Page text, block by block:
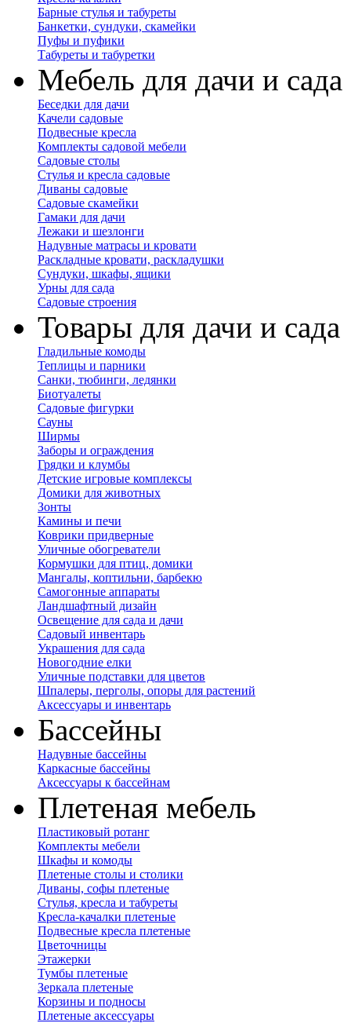
Барные стулья и табуреты
Банкетки, сундуки, скамейки
Пуфы и пуфики
Табуреты и табуретки
Мебель для дачи и сада
Беседки для дачи
Качели садовые
Подвесные кресла
Комплекты садовой мебели
Садовые столы
Стулья и кресла садовые
Диваны садовые
Садовые скамейки
Гамаки для дачи
Лежаки и шезлонги
Надувные матрасы и кровати
Раскладные кровати, раскладушки
Сундуки, шкафы, ящики
Урны для сада
Садовые строения
Товары для дачи и сада
Гладильные комоды
Теплицы и парники
Санки, тюбинги, ледянки
Биотуалеты
Садовые фигурки
Сауны
Ширмы
Заборы и ограждения
Грядки и клумбы
Детские игровые комплексы
Домики для животных
Зонты
Камины и печи
Коврики придверные
Уличные обогреватели
Кормушки для птиц, домики
Мангалы, коптильни, барбекю
Самогонные аппараты
Ландшафтный дизайн
Освещение для сада и дачи
Садовый инвентарь
Украшения для сада
Новогодние елки
Уличные подставки для цветов
Шпалеры, перголы, опоры для растений
Аксессуары и инвентарь
Бассейны
Надувные бассейны
Каркасные бассейны
Аксессуары к бассейнам
Плетеная мебель
Пластиковый ротанг
Комплекты мебели
Шкафы и комоды
Плетеные столы и столики
Диваны, софы плетеные
Стулья, кресла и табуреты
Кресла-качалки плетеные
Подвесные кресла плетеные
Цветочницы
Этажерки
Тумбы плетеные
Зеркала плетеные
Корзины и подносы
Плетеные аксессуары